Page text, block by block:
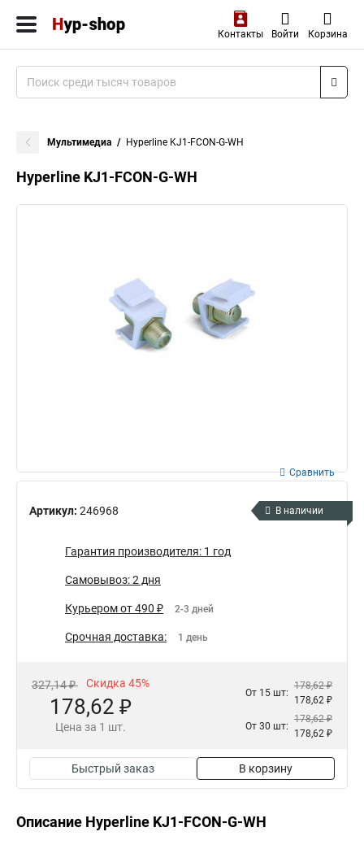
Контакты Войти Корзина
Мультимедиа Hyperline KJ1-FCON-G-WH
Hyperline KJ1-FCON-G-WH
Артикул: 246968
Сравнить
В наличии
Гарантия производителя: 1 год
Самовывоз: 2 дня
Курьером от 490 ₽ 2-3 дней
Срочная доставка: 1 день
327,14 ₽ Скидка 45%
178,62 ₽
Цена за 1 шт.
От 15 шт:
178,62 ₽
178,62 ₽
От 30 шт:
178,62 ₽
178,62 ₽
Быстрый заказ В корзину
Описание Hyperline KJ1-FCON-G-WH